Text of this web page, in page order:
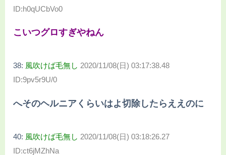
ID:h0qUCbVo0
こいつグロすぎやねん
38: 風吹けば毛無し 2020/11/08(日) 03:17:38.48
ID:9pv5r9U/0
へそのヘルニアくらいはよ切除したらええのに
40: 風吹けば毛無し 2020/11/08(日) 03:18:26.27
ID:ct6jMZhNa